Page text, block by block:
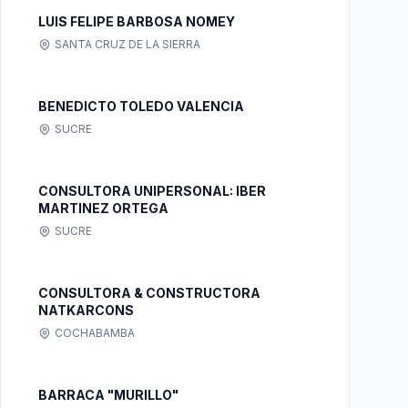
LUIS FELIPE BARBOSA NOMEY
SANTA CRUZ DE LA SIERRA
BENEDICTO TOLEDO VALENCIA
SUCRE
CONSULTORA UNIPERSONAL: IBER
MARTINEZ ORTEGA
SUCRE
CONSULTORA & CONSTRUCTORA
NATKARCONS
COCHABAMBA
BARRACA "MURILLO"